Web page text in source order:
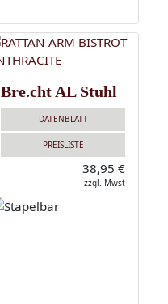
Bre.cht AL Stuhl
DATENBLATT
PREISLISTE
38,95 €
zzgl. Mwst